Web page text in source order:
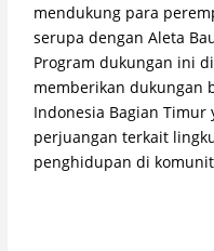
mendukung para
serupa dengan Aleta
Program dukungan ini
memberikan dukungan
Indonesia Bagian Timur
perjuangan terkait
penghidupan di